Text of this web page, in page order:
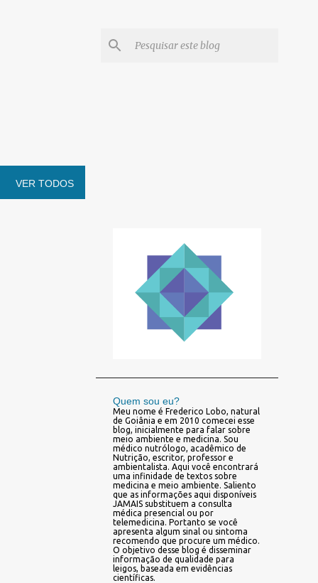
VER TODOS
Quem sou eu?
Meu nome é Frederico Lobo, natural
de Goiânia e em 2010 comecei esse
blog, inicialmente para falar sobre
meio ambiente e medicina. Sou
médico nutrólogo, acadêmico de
Nutrição, escritor, professor e
ambientalista. Aqui você encontrará
uma infinidade de textos sobre
medicina e meio ambiente. Saliento
que as informações aqui disponíveis
JAMAIS substituem a consulta
médica presencial ou por
telemedicina. Portanto se você
apresenta algum sinal ou sintoma
recomendo que procure um médico.
O objetivo desse blog é disseminar
informação de qualidade para
leigos, baseada em evidências
científicas.